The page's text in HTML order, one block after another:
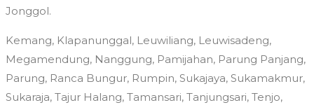
Jonggol.
Kemang, Klapanunggal, Leuwiliang, Leuwisadeng,
Megamendung, Nanggung, Pamijahan, Parung Panjang,
Parung, Ranca Bungur, Rumpin, Sukajaya, Sukamakmur,
Sukaraja, Tajur Halang, Tamansari, Tanjungsari, Tenjo,